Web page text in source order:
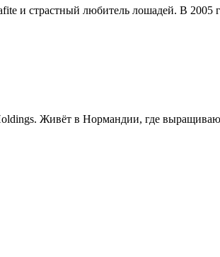
и страстный любитель лошадей. В
Живёт в Нормандии, где